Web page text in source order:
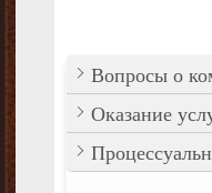
Вопросы о
Оказание